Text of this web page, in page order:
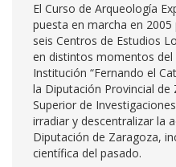
El Curso de Arqueología
puesta en marcha en 2005
seis Centros de Estudios
en distintos momentos del
Institución “Fernando el
la Diputación Provincial
Superior de
irradiar y descentralizar la
Diputación de Zaragoza,
científica del pasado.